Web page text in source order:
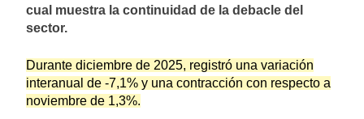
cual muestra la continuidad de la debacle del
sector.
Durante diciembre de 2025, registró una variación
interanual de -7,1% y una contracción con respecto a
noviembre de 1,3%.